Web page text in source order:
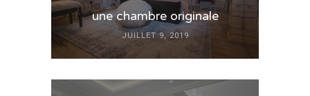
une chambre originale
JUILLET 9, 2019